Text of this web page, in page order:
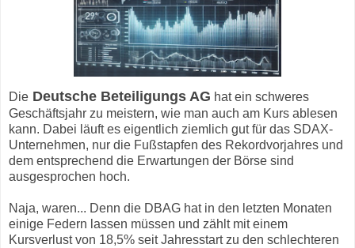
Die Deutsche Beteiligungs AG hat ein schweres
Geschäftsjahr zu meistern, wie man auch am Kurs ablesen
kann. Dabei läuft es eigentlich ziemlich gut für das SDAX-
Unternehmen, nur die Fußstapfen des Rekordvorjahres und
dem entsprechend die Erwartungen der Börse sind
ausgesprochen hoch.
Naja, waren... Denn die DBAG hat in den letzten Monaten
einige Federn lassen müssen und zählt mit einem
Kursverlust von 18,5% seit Jahresstart zu den schlechteren